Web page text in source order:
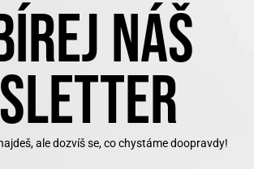
NÁŠ
ale dozvíš se, co chystáme doopravdy!